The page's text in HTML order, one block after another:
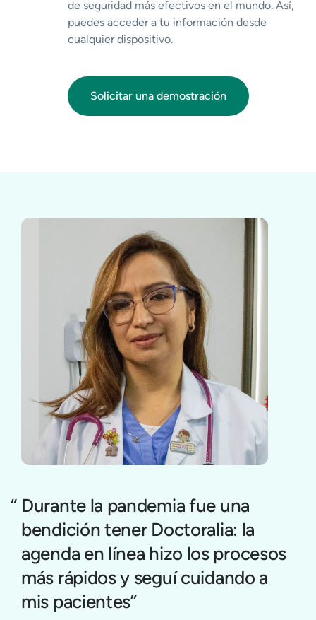
de seguridad más efectivos en el mundo. Así,
puedes acceder a tu información desde
cualquier dispositivo.
Solicitar una demostración
Durante la pandemia fue una
bendición tener Doctoralia: la
agenda en línea hizo los procesos
más rápidos y seguí cuidando a
mis pacientes”